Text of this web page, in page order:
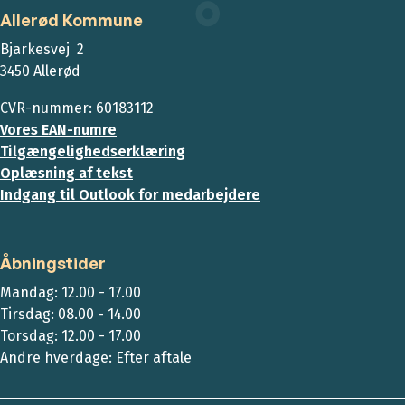
Allerød Kommune
Bjarkesvej 2
3450 Allerød
CVR-nummer: 60183112
Vores EAN-numre
Tilgængelighedserklæring
Oplæsning af tekst
Indgang til Outlook for medarbejdere
Åbningstider
Mandag: 12.00 - 17.00
Tirsdag: 08.00 - 14.00
Torsdag: 12.00 - 17.00
Andre hverdage: Efter aftale